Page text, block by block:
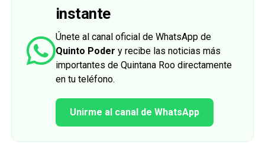
instante
Únete al canal oficial de WhatsApp de
Quinto Poder y recibe las noticias más
importantes de Quintana Roo directamente
en tu teléfono.
Unirme al canal de WhatsApp